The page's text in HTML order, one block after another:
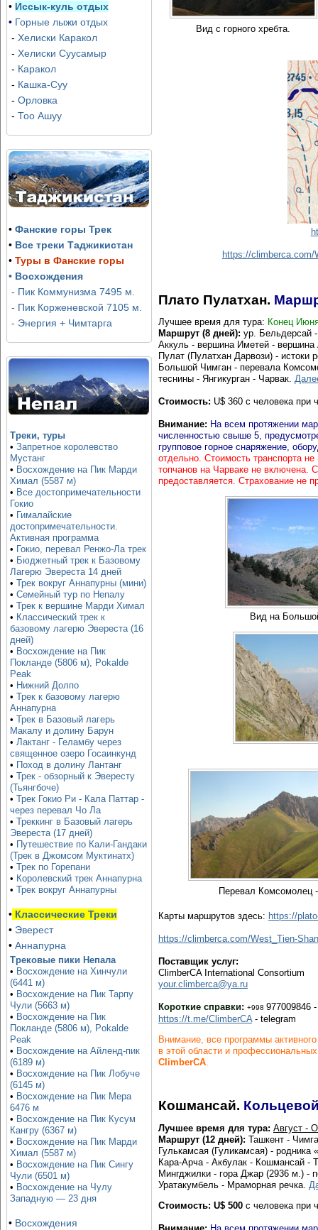
• Иссык-куль отдых
• Горные лыжи отдых
- Хелиски Каракол
- Хелиски Суусамыр
- Каракол
- Кашка-Суу
- Орловка
- Тоо Ашуу
• Фанские горы Трек
• Все треки Таджикистан
• Туры в Фанские горы
• Восхождения
- Пик Коммунизма 7495 м.
- Пик Корженевской 7105 м.
- Энергия + Чимтарга
Треки, туры
• Запретное королевство
Мустанг
• Восхождение на Пик Марди
Химал (5587 м)
• Все достопримечательности
Гокио
• Гималайские
достопримечательности.
Активная программа
• Гокио, перевал Ренжо-Ла трек
• Бюджетный трек к Базовому
Лагерю Эвереста 14 дней
• Трек вокруг Аннапурны (мини)
• Семейный тур по Непалу
• Трек к вершине Марди Химал
• Классический трек к
базовому лагерю Эвереста (16
дней)
• Восхождение на Пик
Покланде (5806 м), Pokalde
Peak
• Нижний Долпо
• Трек к базовому лагерю
Аннапурна
• Трек в Базовый лагерь
Макалу и долину Барун
• Лактанг - Геламбу через
священное озеро Госаинкунд
• Поход в долину Лантанг
• Трек - обзорный к Эвересту
(Тьянгбоче)
• Трек Гокио Ри - Кала Паттар -
через перевал Чо Ла
• Треккинг в Базовый лагерь
Эвереста (17 дней)
• Путешествие по Кали-Гандаки
(Трек в Джомсом Муктинатх)
• Трек по Горепани
• Королевский трек Аннапурна
• Трек вокруг Аннапурны
• Классические Треки
• Эверест
• Аннапурна
Трековые пики Непала
• Восхождение на Хинчули
(6441 м)
• Восхождение на Пик Тарпу
Чули (5663 м)
• Восхождение на Пик
Покланде (5806 м), Pokalde
Peak
• Восхождение на Айленд-пик
(6189 м)
• Восхождение на Пик Лобуче
(6145 м)
• Восхождение на Пик Мера
6476 м
• Восхождение на Пик Кусум
Кангру (6367 м)
• Восхождение на Пик Марди
Химал (5587 м)
• Восхождение на Пик Сингу
Чули (6501 м)
• Восхождение на Чулу
Западную — 23 дня
• Восхождения
Вид с горного хребта.
https://climberca.com/
Плато Пулатхан.
Лучшее время для тура: Конец
Маршрут (8 дней): ур. Бельдерсай
Аккуль - вершина Иметей - вершина
Пулат (Пулатхан Дарвози) - истоки
Большой Чимган - перевала
теснины - Янгикурган - Чарвак.
Стоимость: U$ 360 с человека при
Внимание: На всем протяжении
численностью свыше 5,
групповое горное снаряжение,
отдельно. Стоимость транспорта
топчанов на Чарваке не включена.
предоставляется. Страхование не
Вид на
Перевал Комсомолец
Карты маршрутов здесь: https://
https://climberca.com/West_Tien-
Поставщик услуг:
ClimberCA International Consortium
your.climberca@ya.ru
Короткие справки: +998 977009846
https://t.me/ClimberCA- telegram
Внимание, все программы
в этой области и
ClimberCA.
Кошмансай.
Лучшее время для тура: Август -
Маршрут (12 дней): Ташкент -
Гулькамсая (Гуликамсая) -
Кара-Арча - Акбулак - Кошмансай -
Мингджилки - гора Джар (2936 м.) -
Уратакумбель - Мраморная речка.
Стоимость: U$ 500 с человека при